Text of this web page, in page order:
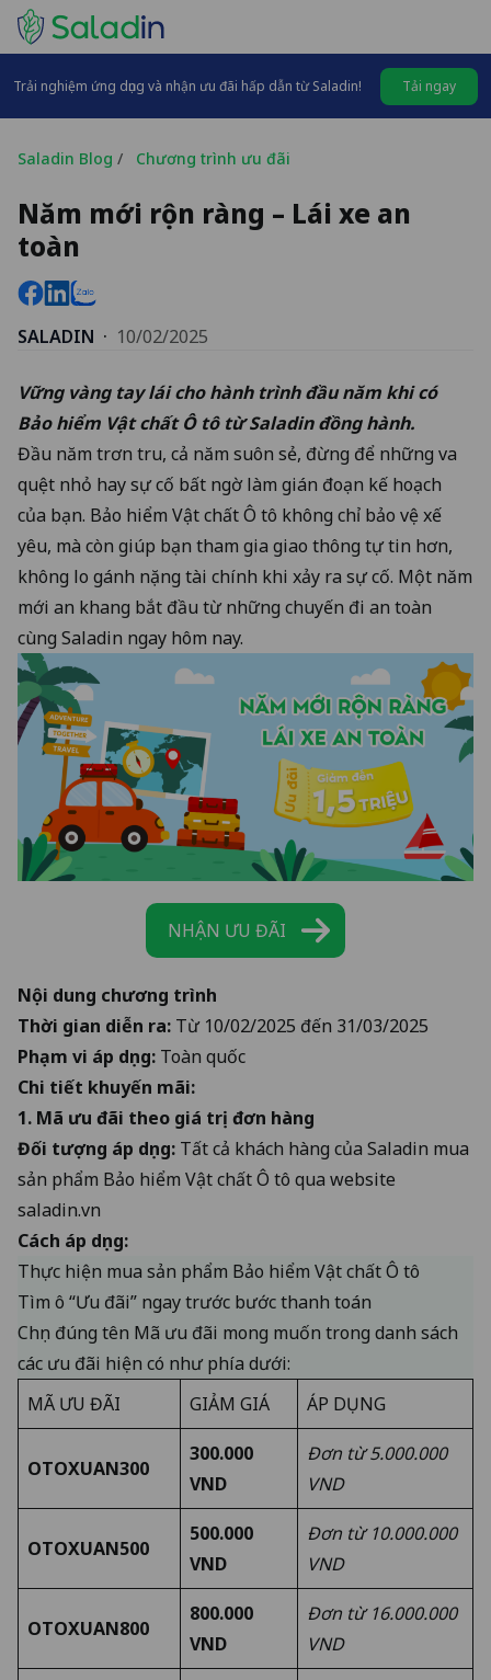
Trải nghiệm ứng dụng và nhận ưu đãi hấp dẫn từ Saladin! Tải ngay
Saladin Blog / Chương trình ưu đãi
Năm mới rộn ràng – Lái xe an
toàn
SALADIN · 10/02/2025
Vững vàng tay lái cho hành trình đầu năm khi có
Bảo hiểm Vật chất Ô tôtừ Saladin đồng hành.
Đầu năm trơn tru, cả năm suôn sẻ, đừng để những va
quệt nhỏ hay sự cố bất ngờ làm gián đoạn kế hoạch
của bạn. Bảo hiểm Vật chất Ô tô không chỉ bảo vệ xế
yêu, mà còn giúp bạn tham gia giao thông tự tin hơn,
không lo gánh nặng tài chính khi xảy ra sự cố. Một năm
mới an khang bắt đầu từ những chuyến đi an toàn
cùng Saladin ngay hôm nay.
NHẬN ƯU ĐÃI
Nội dung chương trình
Thời gian diễn ra: Từ 10/02/2025 đến 31/03/2025
Phạm vi áp dụng: Toàn quốc
Chi tiết khuyến mãi:
1. Mã ưu đãi theo giá trị đơn hàng
Đối tượng áp dụng: Tất cả khách hàng của Saladin mua
sản phẩm Bảo hiểm Vật chất Ô tô qua website
saladin.vn
Cách áp dụng:
Thực hiện mua sản phẩm Bảo hiểm Vật chất Ô tô
Tìm ô “Ưu đãi” ngay trước bước thanh toán
Chọn đúng tên Mã ưu đãi mong muốn trong danh sách
các ưu đãi hiện có như phía dưới:
MÃ ƯU ĐÃI
GIẢM GIÁ ÁP DỤNG
OTOXUAN300
300.000
VND
Đơn từ 5.000.000
VND
OTOXUAN500
500.000
VND
Đơn từ 10.000.000
VND
OTOXUAN800
800.000
VND
Đơn từ 16.000.000
VND